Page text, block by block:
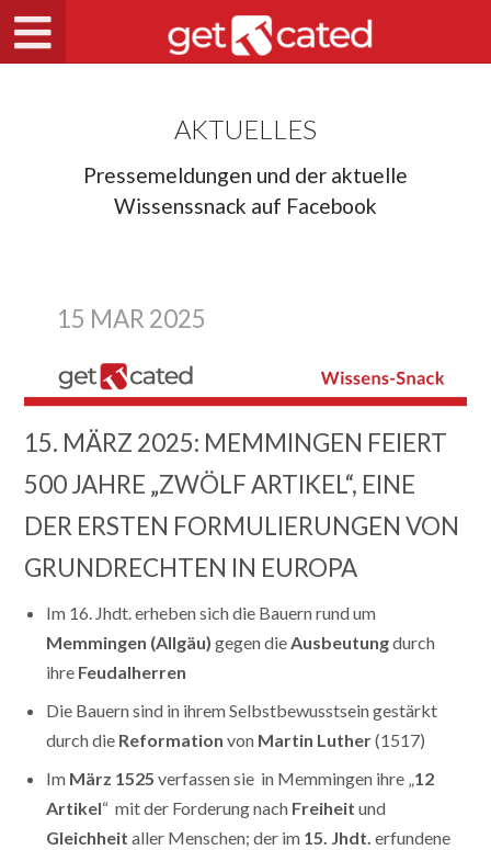
AKTUELLES
Pressemeldungen und der aktuelle
Wissenssnack auf Facebook
15 MAR 2025
15. MÄRZ 2025: MEMMINGEN FEIERT
500 JAHRE „ZWÖLF ARTIKEL“, EINE
DER ERSTEN FORMULIERUNGEN VON
GRUNDRECHTEN IN EUROPA
Im 16. Jhdt. erheben sich die Bauern rund um
Memmingen (Allgäu) gegen dieAusbeutungdurch
ihre Feudalherren
Die Bauern sind in ihrem Selbstbewusstsein gestärkt
durch die Reformation von Martin Luther(1517)
Im März 1525 verfassen sie in Memmingen ihre „12
Artikel“ mit der Forderung nach Freiheit und
Gleichheit aller Menschen; der im 15. Jhdt. erfundene